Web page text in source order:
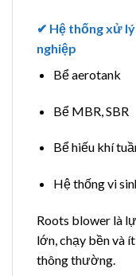
✔ Hệ thống xử
nghiệp
Bể aerotank
Bể MBR, SBR
Bể hiếu khí
Hệ thống vi
Roots blower là
lớn, chạy bền và
thông thường.